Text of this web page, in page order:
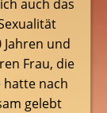
auch das
und
Frau, die
hatte nach
gelebt